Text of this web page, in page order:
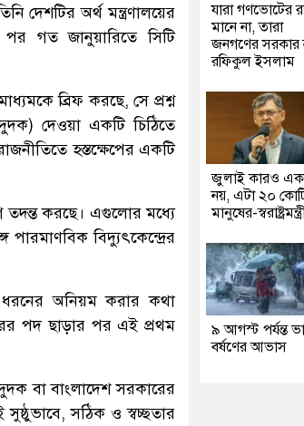
দেশটির অর্থ মন্ত্রণালয়ের
পর গত জানুয়ারিতে সিটি
ব্রিফ করছে, সে প্রশ্ন
দেওয়া একটি চিঠিতে
হস্তক্ষেপের একটি
তদন্ত করছে। এগুলোর মধ্যে
পারমাণবিক বিদ্যুৎকেন্দ্রের
অনিয়ম করার কথা
পদ ছাড়ার পর এই প্রথম
বা বাংলাদেশ সরকারের
সঠিক ও স্বচ্ছতার
যারা গণভোটের
মানে না, তারা
জনগণের সরকার
রফিকুল ইসলাম
জুলাই কারও
নয়, এটা ২০
মানুষের-
৯ আগস্ট পর্যন্ত
বর্ষণের আভাস